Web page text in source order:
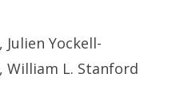
Yockell-
William L. Stanford